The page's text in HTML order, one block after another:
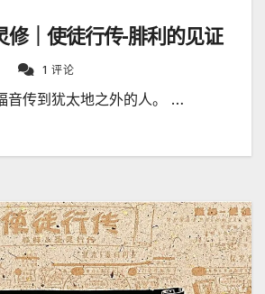
｜使徒行传-腓利的见证
1 评论
音传到犹太地之外的人。 …